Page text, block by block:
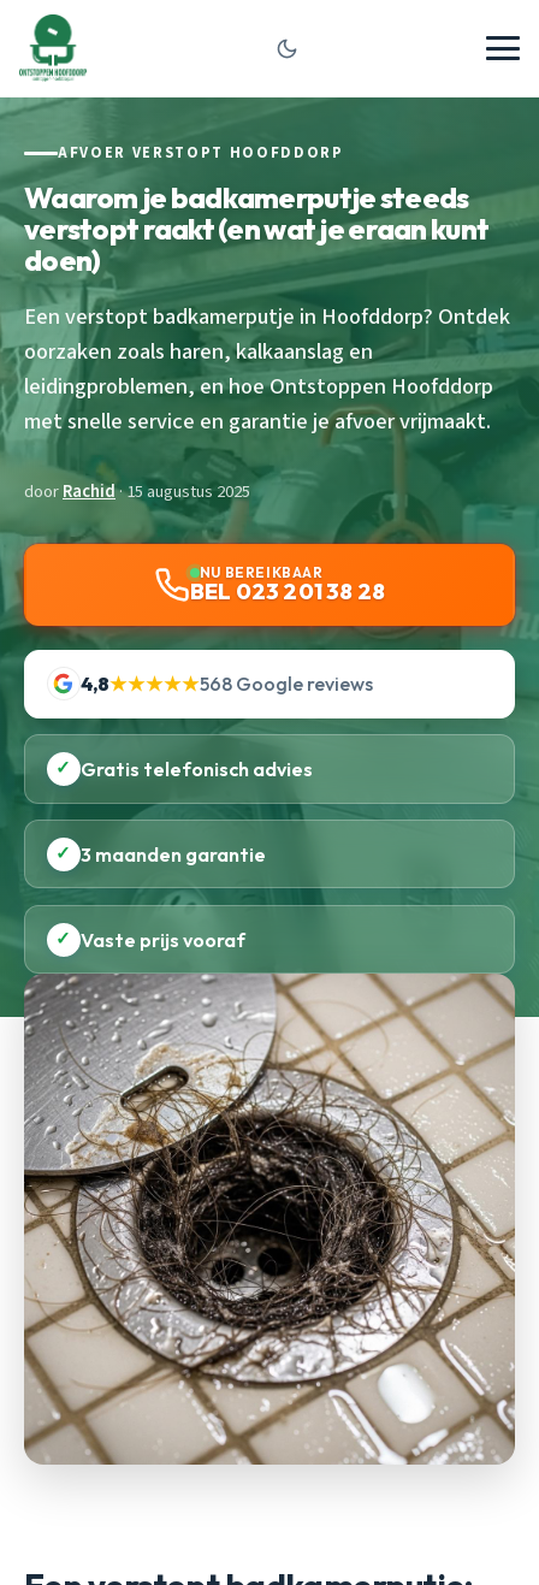
AFVOER VERSTOPT HOOFDDORP
Waarom je badkamerputje steeds
verstopt raakt (en wat je eraan kunt
doen)
Een verstopt badkamerputje in Hoofddorp? Ontdek
oorzaken zoals haren, kalkaanslag en
leidingproblemen, en hoe Ontstoppen Hoofddorp
met snelle service en garantie je afvoer vrijmaakt.
doorRachid· 15 augustus 2025
NU BEREIKBAAR
BEL 023 201 38 28
4,8★★★★★568 Google reviews
✓ Gratis telefonisch advies
✓ 3 maanden garantie
✓ Vaste prijs vooraf